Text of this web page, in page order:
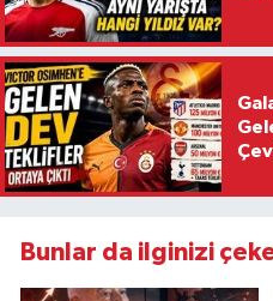
Bunlar da ilginizi